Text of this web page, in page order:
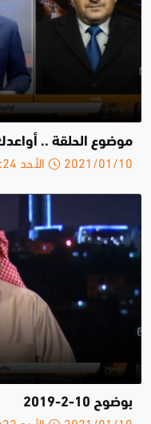
موضوع الحلقة ..
2021/01/10 الأحد 11:24 ص
بوضوح 10-2-2019